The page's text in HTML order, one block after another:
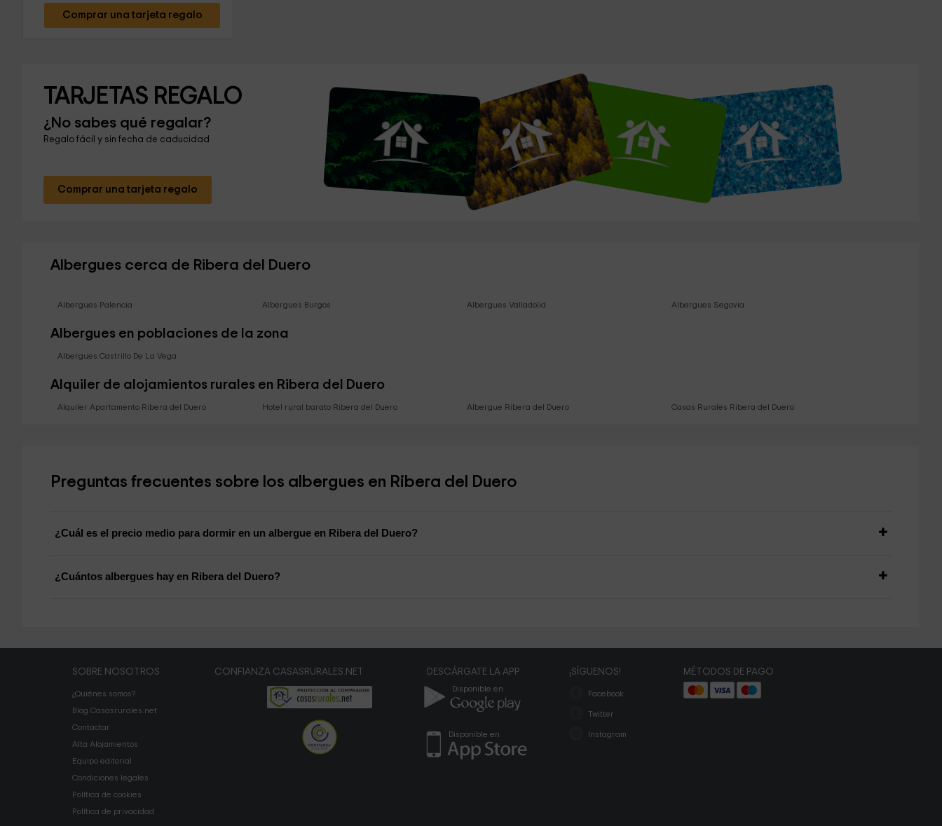
Comprar una tarjeta regalo
TARJETAS REGALO
¿No sabes qué regalar?
Regalo fácil y sin fecha de caducidad
Comprar una tarjeta regalo
Albergues cerca de Ribera del Duero
Albergues Palencia Albergues Burgos Albergues Valladolid Albergues Segovia
Albergues en poblaciones de la zona
Albergues Castrillo De La Vega
Alquiler de alojamientos rurales en Ribera del Duero
Alquiler Apartamento Ribera del Duero Hotel rural barato Ribera del Duero Albergue Ribera del Duero Casas Rurales Ribera del Duero
Preguntas frecuentes sobre los albergues en Ribera del Duero
¿Cuál es el precio medio para dormir en un albergue en Ribera del Duero?
¿Cuántos albergues hay en Ribera del Duero?
SOBRE NOSOTROS
¿Quiénes somos?
Blog Casasrurales.net
Contactar
Alta Alojamientos
Equipo editorial
Condiciones legales
Política de cookies
Política de privacidad
CONFIANZA CASASRURALES.NET DESCÁRGATE LA APP
Disponible en
Disponible en
¡SÍGUENOS!
Facebook
Twitter
Instagram
MÉTODOS DE PAGO